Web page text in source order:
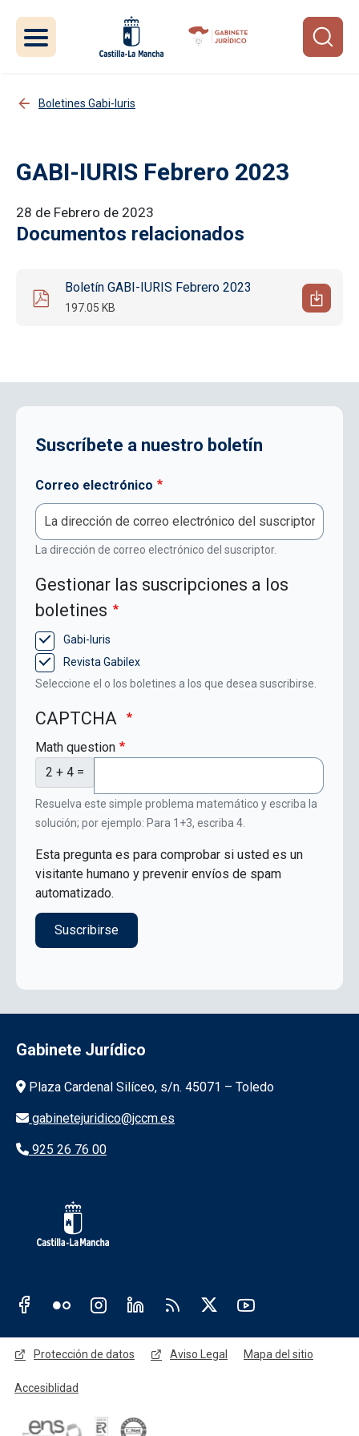
Boletines Gabi-Iuris
GABI-IURIS Febrero 2023
28 de Febrero de 2023
Documentos relacionados
Boletín GABI-IURIS Febrero 2023
197.05 KB
Suscríbete a nuestro boletín
Correo electrónico
La dirección de correo electrónico del suscriptor.
Gestionar las suscripciones a los
boletines
Gabi-Iuris
Revista Gabilex
Seleccione el o los boletines a los que desea suscribirse.
CAPTCHA
Math question
2 + 4 =
Resuelva este simple problema matemático y escriba la
solución; por ejemplo: Para 1+3, escriba 4.
Esta pregunta es para comprobar si usted es un
visitante humano y prevenir envíos de spam
automatizado.
Gabinete Jurídico
Información de la institución
Plaza Cardenal Silíceo, s/n. 45071 – Toledo
gabinetejuridico@jccm.es
925 26 76 00
Redes sociales JCCM
Menú legal
Protección de datos Aviso Legal Mapa del sitio
Accesiblidad